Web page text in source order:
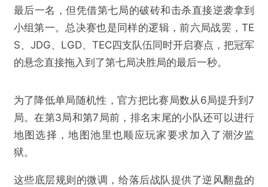
@游戏陀螺
别人没做成的事
最后一名，但凭借第七局的破砖和击杀直接逆袭拿到
小组第一。总决赛也是同样的逻辑，前六局战罢，TE
S、JDG、LGD、TEC四支队伍同时开启赛点，把冠军
的悬念直接拖入到了第七局决胜局的最后一秒。
为了降低单局随机性，官方把比赛局数从6局提升到7
局。在第3局和第7局前，排名末尾的小队还可以进行
地图选择，地图池里也顺应玩家要求加入了潮汐监
狱。
这些底层规则的微调，给落后战队提供了逆风翻盘的